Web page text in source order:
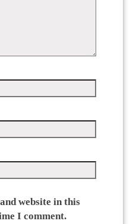
website in this
I comment.